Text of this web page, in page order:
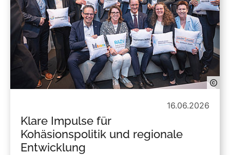
16.06.2026
Klare Impulse für
Kohäsionspolitik und regionale
Entwicklung